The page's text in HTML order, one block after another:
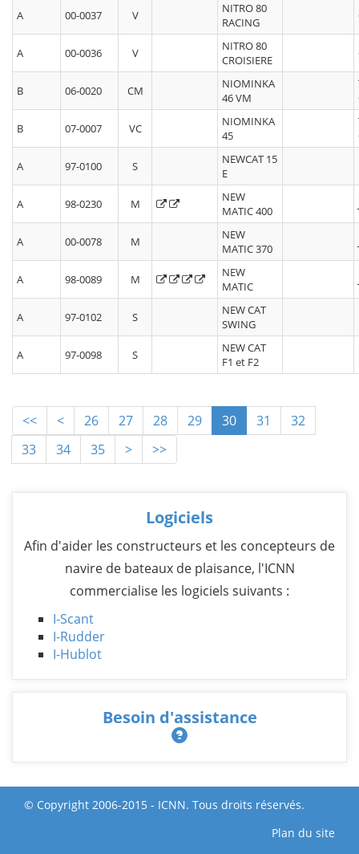
A 00-0037 V
NITRO 80
RACING
A 00-0036 V
NITRO 80
CROISIERE
B 06-0020 CM
NIOMINKA
46 VM
B 07-0007 VC
NIOMINKA
45
A 97-0100 S
NEWCAT 15
E
A 98-0230 M
NEW
MATIC 400
A 00-0078 M
NEW
MATIC 370
A 98-0089 M
NEW
MATIC
A 97-0102 S
NEW CAT
SWING
A 97-0098 S
NEW CAT
F1 et F2
<< < 26 27 28 29 30 31
32
33
34 35 > >>
Logiciels
Afin d'aider les constructeurs et les concepteurs de
navire de bateaux de plaisance, l'ICNN
commercialise les logiciels suivants :
I-Scant
I-Rudder
I-Hublot
Besoin d'assistance
© Copyright 2006-2015 - ICNN. Tous droits réservés.
Plan du site